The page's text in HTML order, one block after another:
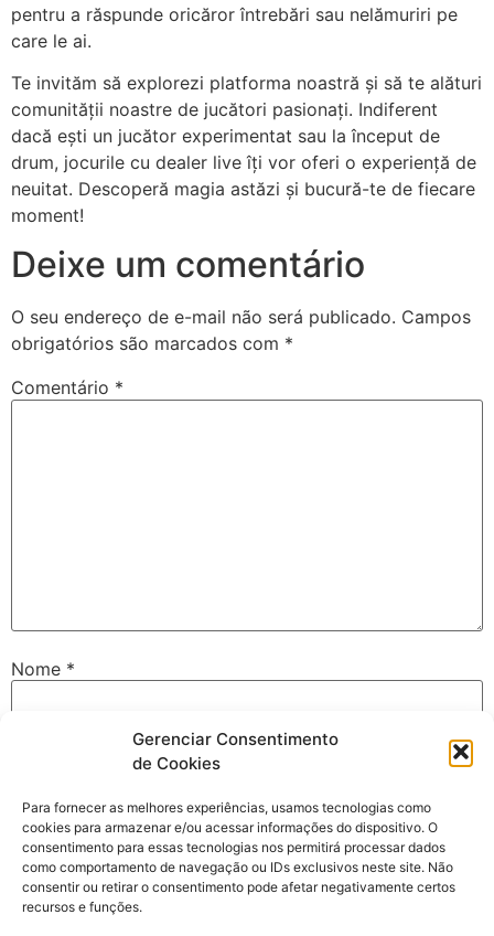
Gerenciar Consentimento
de Cookies
Para fornecer as melhores experiências, usamos tecnologias como
cookies para armazenar e/ou acessar informações do dispositivo. O
consentimento para essas tecnologias nos permitirá processar dados
como comportamento de navegação ou IDs exclusivos neste site. Não
consentir ou retirar o consentimento pode afetar negativamente certos
recursos e funções.
pentru a răspunde oricăror întrebări sau nelămuriri pe
care le ai.
Te invităm să explorezi platforma noastră și să te alături
comunității noastre de jucători pasionați. Indiferent
dacă ești un jucător experimentat sau la început de
drum, jocurile cu dealer live îți vor oferi o experiență de
neuitat. Descoperă magia astăzi și bucură-te de fiecare
moment!
Deixe um comentário
O seu endereço de e-mail não será publicado. Campos
obrigatórios são marcados com *
Comentário *
Nome *
Site